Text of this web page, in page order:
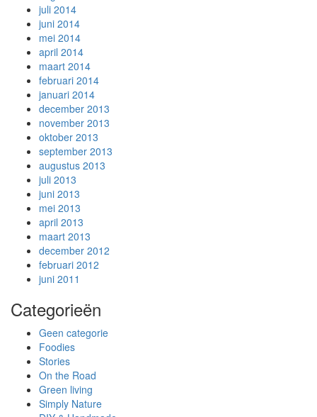
juli 2014
juni 2014
mei 2014
april 2014
maart 2014
februari 2014
januari 2014
december 2013
november 2013
oktober 2013
september 2013
augustus 2013
juli 2013
juni 2013
mei 2013
april 2013
maart 2013
december 2012
februari 2012
juni 2011
Categorieën
Geen categorie
Foodies
Stories
On the Road
Green living
Simply Nature